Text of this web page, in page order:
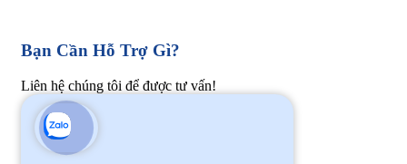
Bạn Cần Hỗ Trợ Gì?
Liên hệ chúng tôi để được tư vấn!